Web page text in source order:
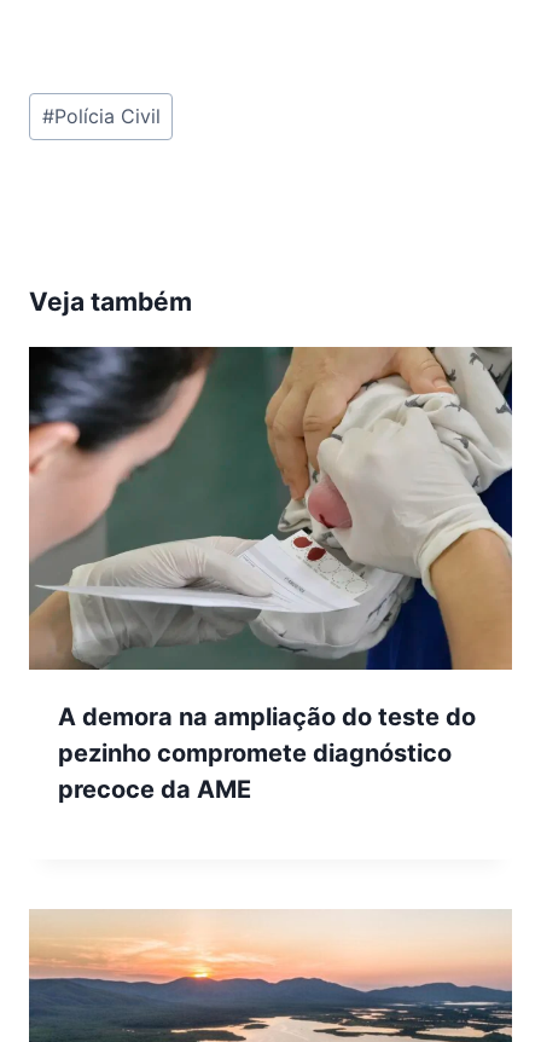
Tags
do
#Polícia Civil
Veja também
A demora na ampliação do teste do
pezinho compromete diagnóstico
precoce da AME